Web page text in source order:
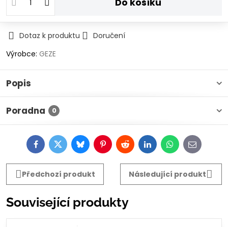
Dotaz k produktu
Doručení
Výrobce: GEZE
Popis
Poradna 0
FacebookTwitterBlueskyPinterestRedditLinkedInWhatsApp
E-
mail
Předchozí produkt
Následující produkt
Související produkty